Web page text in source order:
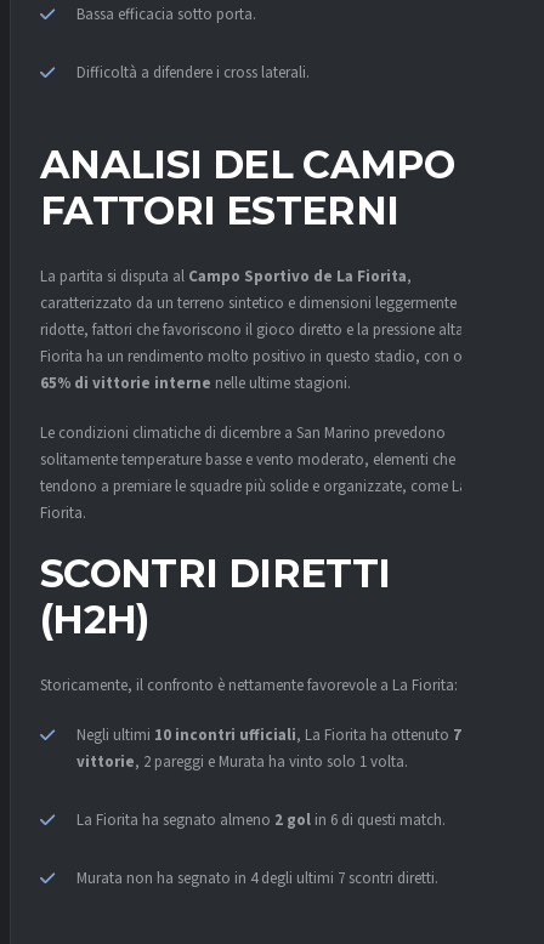
Bassa efficacia sotto porta.
Difficoltà a difendere i cross laterali.
ANALISI DEL CAMPO E
FATTORI ESTERNI
La partita si disputa al Campo Sportivo de La Fiorita,
caratterizzato da un terreno sintetico e dimensioni leggermente
ridotte, fattori che favoriscono il gioco diretto e la pressione alta. La
Fiorita ha un rendimento molto positivo in questo stadio, con oltre il
65% di vittorie interne nelle ultime stagioni.
Le condizioni climatiche di dicembre a San Marino prevedono
solitamente temperature basse e vento moderato, elementi che
tendono a premiare le squadre più solide e organizzate, come La
Fiorita.
SCONTRI DIRETTI
(H2H)
Storicamente, il confronto è nettamente favorevole a La Fiorita:
Negli ultimi 10 incontri ufficiali, La Fiorita ha ottenuto 7
vittorie, 2 pareggi e Murata ha vinto solo 1 volta.
La Fiorita ha segnato almeno 2 gol in 6 di questi match.
Murata non ha segnato in 4 degli ultimi 7 scontri diretti.